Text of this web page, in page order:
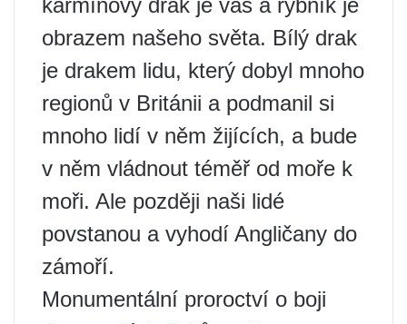
karmínový drak je váš a rybník je
obrazem našeho světa. Bílý drak
je drakem lidu, který dobyl mnoho
regionů v Británii a podmanil si
mnoho lidí v něm žijících, a bude
v něm vládnout téměř od moře k
moři. Ale později naši lidé
povstanou a vyhodí Angličany do
zámoří.
Monumentální proroctví o boji